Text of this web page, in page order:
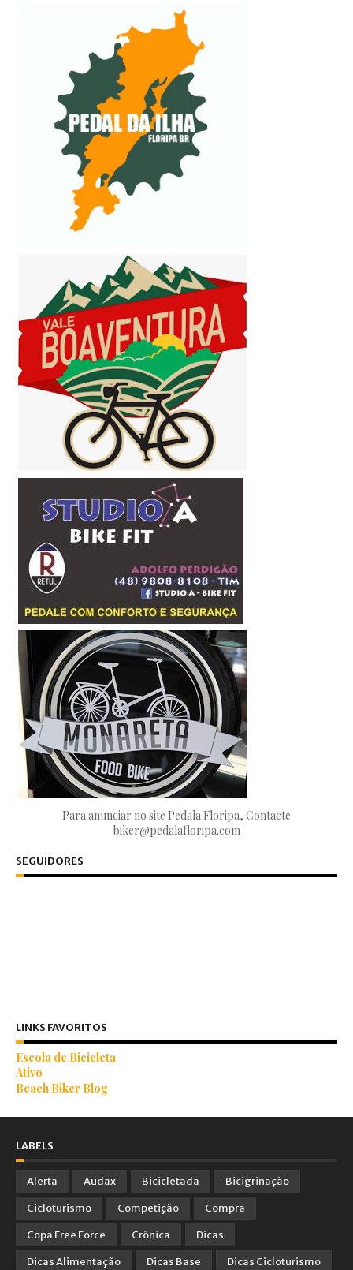
Para anunciar no site Pedala Floripa, Contacte
biker@pedalafloripa.com
SEGUIDORES
LINKS FAVORITOS
Escola de Bicicleta
Ativo
Beach Biker Blog
LABELS
Alerta Audax Bicicletada
Bicigrinação
Cicloturismo
Competição
Compra
Copa Free Force
Crônica
Dicas
Dicas Alimentação
Dicas Base
Dicas Cicloturismo